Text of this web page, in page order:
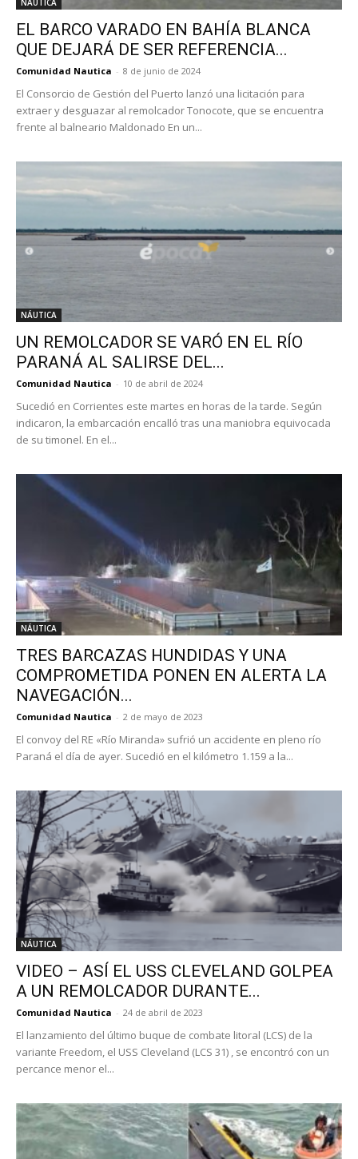
NÁUTICA
EL BARCO VARADO EN BAHÍA BLANCA
QUE DEJARÁ DE SER REFERENCIA...
Comunidad Nautica - 8 de junio de 2024
El Consorcio de Gestión del Puerto lanzó una licitación para
extraer y desguazar al remolcador Tonocote, que se encuentra
frente al balneario Maldonado En un...
NÁUTICA
UN REMOLCADOR SE VARÓ EN EL RÍO
PARANÁ AL SALIRSE DEL...
Comunidad Nautica - 10 de abril de 2024
Sucedió en Corrientes este martes en horas de la tarde. Según
indicaron, la embarcación encalló tras una maniobra equivocada
de su timonel. En el...
NÁUTICA
TRES BARCAZAS HUNDIDAS Y UNA
COMPROMETIDA PONEN EN ALERTA LA
NAVEGACIÓN...
Comunidad Nautica - 2 de mayo de 2023
El convoy del RE «Río Miranda» sufrió un accidente en pleno río
Paraná el día de ayer. Sucedió en el kilómetro 1.159 a la...
NÁUTICA
VIDEO – ASÍ EL USS CLEVELAND GOLPEA
A UN REMOLCADOR DURANTE...
Comunidad Nautica - 24 de abril de 2023
El lanzamiento del último buque de combate litoral (LCS) de la
variante Freedom, el USS Cleveland (LCS 31) , se encontró con un
percance menor el...